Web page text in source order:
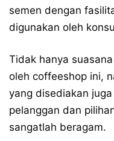
semen dengan
digunakan oleh
Tidak hanya
oleh coffeeshop ini,
yang disediakan
pelanggan dan
sangatlah beragam.